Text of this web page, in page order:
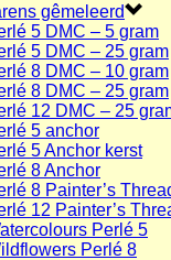
gêmeleerd
5 DMC – 5 gram
5 DMC – 25 gram
8 DMC – 10 gram
8 DMC – 25 gram
12 DMC – 25
5 anchor
5 Anchor kerst
8 Anchor
8 Painter’s
12 Painter’s
Perlé 5
Perlé 8